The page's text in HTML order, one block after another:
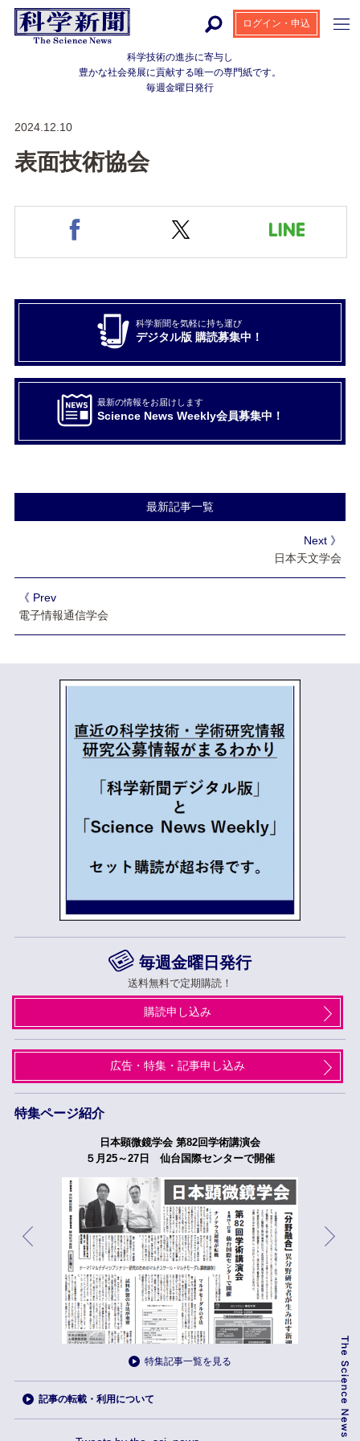
科学技術の進歩に寄与し
豊かな社会発展に貢献する唯一の専門紙です。
毎週金曜日発行
ログイン・申込
2024.12.10
表面技術協会
科学新聞を気軽に持ち運び
デジタル版 購読募集中！
最新の情報をお届けします
Science News Weekly会員募集中！
最新記事一覧
Next 》
日本天文学会
《 Prev
電子情報通信学会
毎週金曜日発行
送料無料で定期購読！
購読申し込み
広告・特集・記事申し込み
特集ページ紹介
日本顕微鏡学会 第82回学術講演会
５月25～27日 仙台国際センターで開催
特集記事一覧を見る
記事の転載・利用について